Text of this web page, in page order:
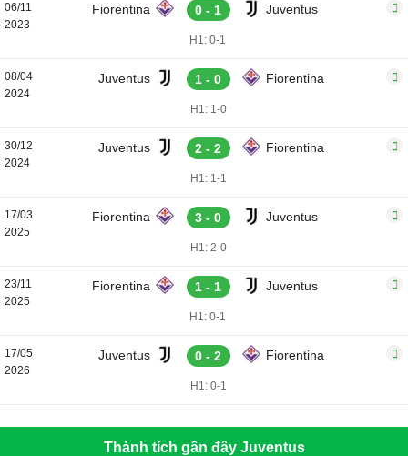
06/11
2023
Fiorentina 0 - 1 Juventus
H1: 0-1
08/04
2024
Juventus 1 - 0 Fiorentina
H1: 1-0
30/12
2024
Juventus 2 - 2 Fiorentina
H1: 1-1
17/03
2025
Fiorentina 3 - 0 Juventus
H1: 2-0
23/11
2025
Fiorentina 1 - 1 Juventus
H1: 0-1
17/05
2026
Juventus 0 - 2 Fiorentina
H1: 0-1
Thành tích gần đây Juventus